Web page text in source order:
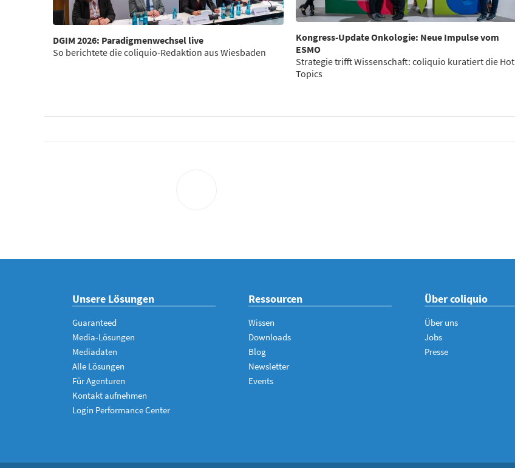
DGIM 2026: Paradigmenwechsel live
So berichtete die coliquio-Redaktion aus Wiesbaden
Kongress-Update Onkologie: Neue Impulse vom
ESMO
Strategie trifft Wissenschaft: coliquio kuratiert die Hot
Topics
Unsere Lösungen
Guaranteed
Media-Lösungen
Mediadaten
Alle Lösungen
Für Agenturen
Kontakt aufnehmen
Login Performance Center
Ressourcen
Wissen
Downloads
Blog
Newsletter
Events
Über coliquio
Über uns
Jobs
Presse